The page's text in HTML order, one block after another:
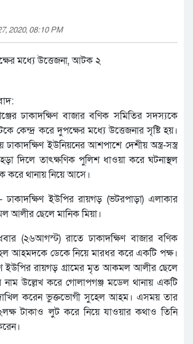
2020, 08:10 PM
ঢাকাদক্ষিণ বাজার বণিক সমিতির সদস্যকে
কেন্দ্র করে দুপক্ষের মধ্যে উত্তেজনার সৃষ্টি হয়।
ঢাকাদক্ষিণ ইউনিয়নের আশপাশে দেশীয় অস্ত্র-সস্ত্র
দিলে তাৎক্ষণিক পুলিশ ধাওয়া করে ঘটনাস্থল
থানায় নিয়ে আসে।
ইউপির রায়গড় (ভটরপাড়া) এলাকার
ছেলে মানিক মিয়া।
(২৬আগস্ট) রাতে ঢাকাদক্ষিণ বাজার বণিক
আহমদকে ডেকে নিয়ে মারধর করে একটি পক্ষ।
ইউপির রায়গড় গ্রামের মৃত আকমল আলীর ছেলে
নাম উল্লেখ করে গোলাপগঞ্জ মডেল থানায় একটি
করেন ভুক্তভোগী সুহেল আহম। এসময় তার
টাকাও লুট করে নিয়ে যাওয়ার কথাও তিনি